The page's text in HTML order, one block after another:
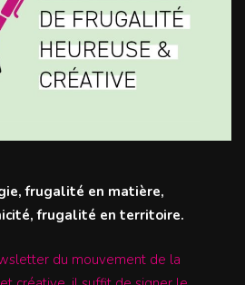
frugalité en matière,
frugalité en territoire.
du mouvement de la